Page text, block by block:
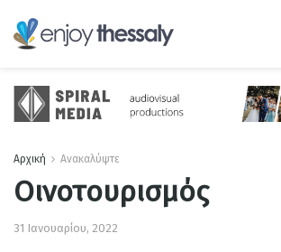
Αρχική Ανακαλύψτε
Οινοτουρισμός
31 Ιανουαρίου, 2022